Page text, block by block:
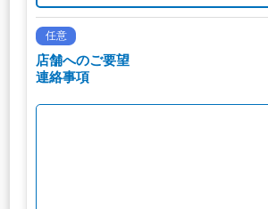
任意
店舗へのご要望
連絡事項